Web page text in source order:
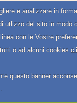
e analizzare in
utlizzo del sito in modo
con le Vostre
o ad alcuni cookies
questo banner